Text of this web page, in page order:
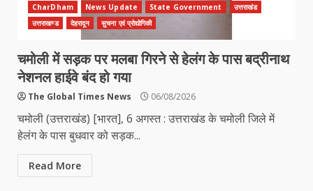
CharDham News Update State Government
उत्तराखंड
उत्तराखण्ड
देहरादून सुचना एवं प्रोद्योगिकी
चमोली में सड़क पर मलबा गिरने से हेलंग के पास बद्रीनाथ
नेशनल हाईवे बंद हो गया
The Global Times News 06/08/2026
चमोली (उत्तराखंड) [भारत], 6 अगस्त : उत्तराखंड के चमोली जिले में
हेलंग के पास बुधवार को सड़क...
Read More